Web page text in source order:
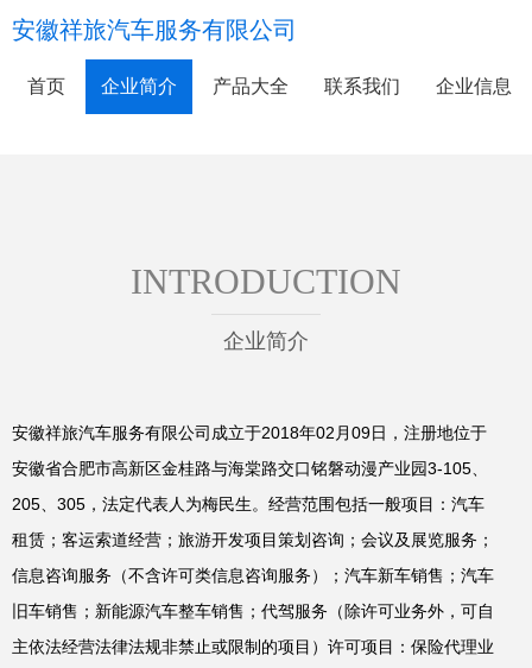
安徽祥旅汽车服务有限公司
首页 企业简介 产品大全 联系我们 企业信息
INTRODUCTION
企业简介
安徽祥旅汽车服务有限公司成立于2018年02月09日，注册地位于
安徽省合肥市高新区金桂路与海棠路交口铭磐动漫产业园3-105、
205、305，法定代表人为梅民生。经营范围包括一般项目：汽车
租赁；客运索道经营；旅游开发项目策划咨询；会议及展览服务；
信息咨询服务（不含许可类信息咨询服务）；汽车新车销售；汽车
旧车销售；新能源汽车整车销售；代驾服务（除许可业务外，可自
主依法经营法律法规非禁止或限制的项目）许可项目：保险代理业